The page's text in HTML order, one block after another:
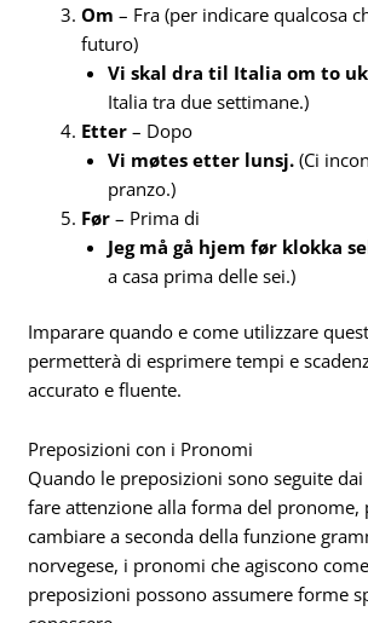
Om – Fra (per indicare qualcosa
futuro)
Vi skal dra til Italia om to
Italia tra due settimane.)
Etter – Dopo
Vi møtes etter lunsj. (Ci
pranzo.)
Før – Prima di
Jeg må gå hjem før klokka
a casa prima delle sei.)
Imparare quando e come utilizzare
permetterà di esprimere tempi e
accurato e fluente.
Preposizioni con i Pronomi
Quando le preposizioni sono seguite
fare attenzione alla forma del pronome,
cambiare a seconda della funzione
norvegese, i pronomi che agiscono
preposizioni possono assumere forme